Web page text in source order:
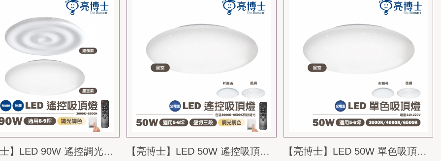
【亮博士】LED 90W 遙控調光調色吸頂燈 漣漪/星空 全電壓 適用9~10坪... 【亮博士】LED 50W 遙控吸頂燈 星鑽/星空/昕圓滿 全電壓 適用5坪空間 【亮博士】LED 50W 單色吸頂燈 星鑽/星空/昕圓滿 全電壓 適用5坪空間